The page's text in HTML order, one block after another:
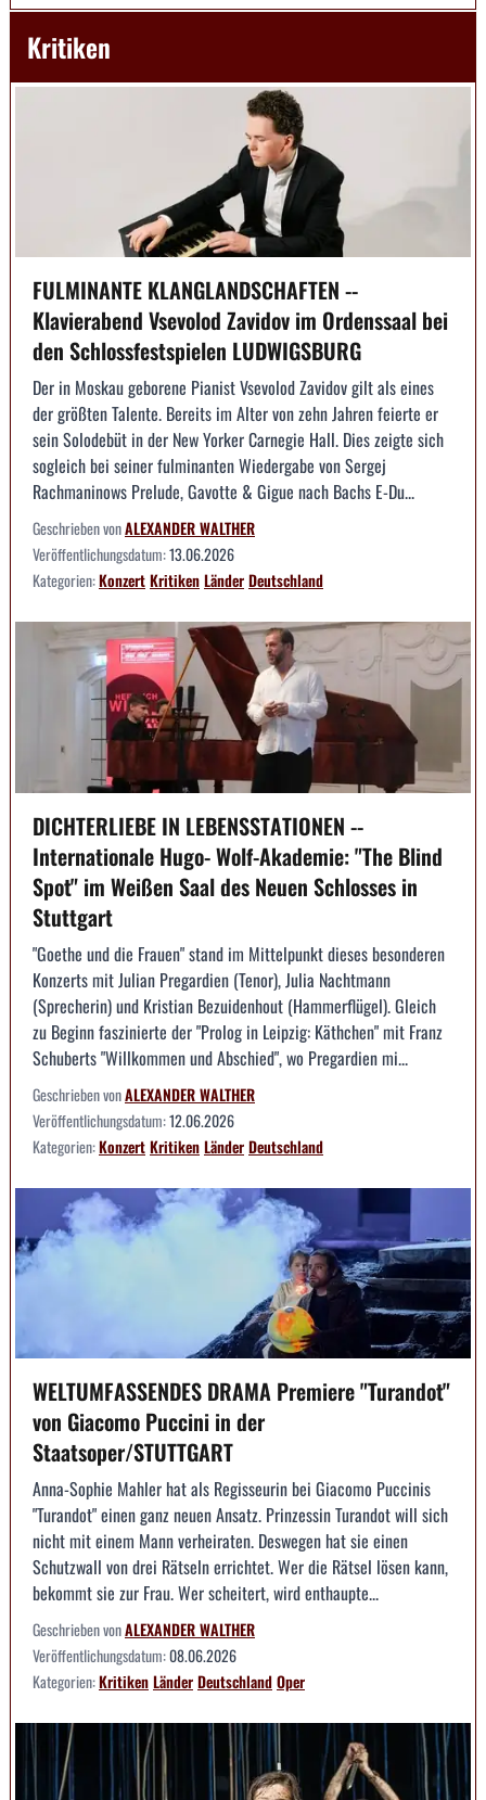
Kritiken
FULMINANTE KLANGLANDSCHAFTEN --
Klavierabend Vsevolod Zavidov im Ordenssaal bei
den Schlossfestspielen LUDWIGSBURG
Der in Moskau geborene Pianist Vsevolod Zavidov gilt als eines
der größten Talente. Bereits im Alter von zehn Jahren feierte er
sein Solodebüt in der New Yorker Carnegie Hall. Dies zeigte sich
sogleich bei seiner fulminanten Wiedergabe von Sergej
Rachmaninows Prelude, Gavotte & Gigue nach Bachs E-Du...
Geschrieben vonALEXANDER WALTHER
Veröffentlichungsdatum:13.06.2026
Kategorien:KonzertKritikenLänderDeutschland
DICHTERLIEBE IN LEBENSSTATIONEN --
Internationale Hugo- Wolf-Akademie: "The Blind
Spot" im Weißen Saal des Neuen Schlosses in
Stuttgart
"Goethe und die Frauen" stand im Mittelpunkt dieses besonderen
Konzerts mit Julian Pregardien (Tenor), Julia Nachtmann
(Sprecherin) und Kristian Bezuidenhout (Hammerflügel). Gleich
zu Beginn faszinierte der "Prolog in Leipzig: Käthchen" mit Franz
Schuberts "Willkommen und Abschied", wo Pregardien mi...
Geschrieben vonALEXANDER WALTHER
Veröffentlichungsdatum:12.06.2026
Kategorien:KonzertKritikenLänderDeutschland
WELTUMFASSENDES DRAMA Premiere "Turandot"
von Giacomo Puccini in der
Staatsoper/STUTTGART
Anna-Sophie Mahler hat als Regisseurin bei Giacomo Puccinis
"Turandot" einen ganz neuen Ansatz. Prinzessin Turandot will sich
nicht mit einem Mann verheiraten. Deswegen hat sie einen
Schutzwall von drei Rätseln errichtet. Wer die Rätsel lösen kann,
bekommt sie zur Frau. Wer scheitert, wird enthaupte...
Geschrieben vonALEXANDER WALTHER
Veröffentlichungsdatum:08.06.2026
Kategorien:KritikenLänderDeutschlandOper